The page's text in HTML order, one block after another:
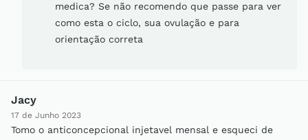
medica? Se não recomendo que passe para ver
como esta o ciclo, sua ovulação e para
orientação correta
Jacy
17 de Junho 2023
Tomo o anticoncepcional injetavel mensal e esqueci de